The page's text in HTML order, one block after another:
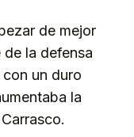
de mejor
la defensa
un duro
la